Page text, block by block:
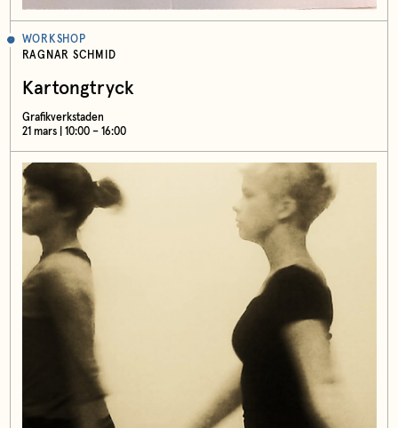
WORKSHOP
RAGNAR SCHMID
Kartongtryck
Grafikverkstaden
21 mars | 10:00 – 16:00